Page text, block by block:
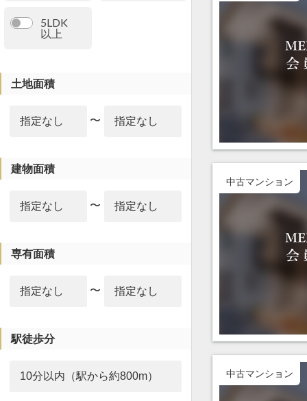
5LDK
以上
土地面積
〜
建物面積
〜
専有面積
〜
駅徒歩分
中古マンション
中古マンション